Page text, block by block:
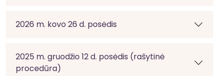
2026 m. kovo 26 d. posėdis
2025 m. gruodžio 12 d. posėdis (rašytinė
procedūra)